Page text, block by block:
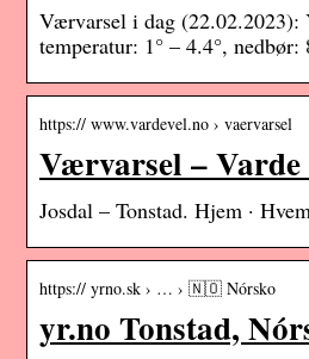
Værvarsel i dag (22.02.2023):
temperatur: 1° – 4.4°,
https:// www.vardevel.no › vaervarsel
Værvarsel –
Josdal – Tonstad. Hjem ·
https:// yrno.sk › … › 🇳🇴 Nórsko
yr.no Tonstad,